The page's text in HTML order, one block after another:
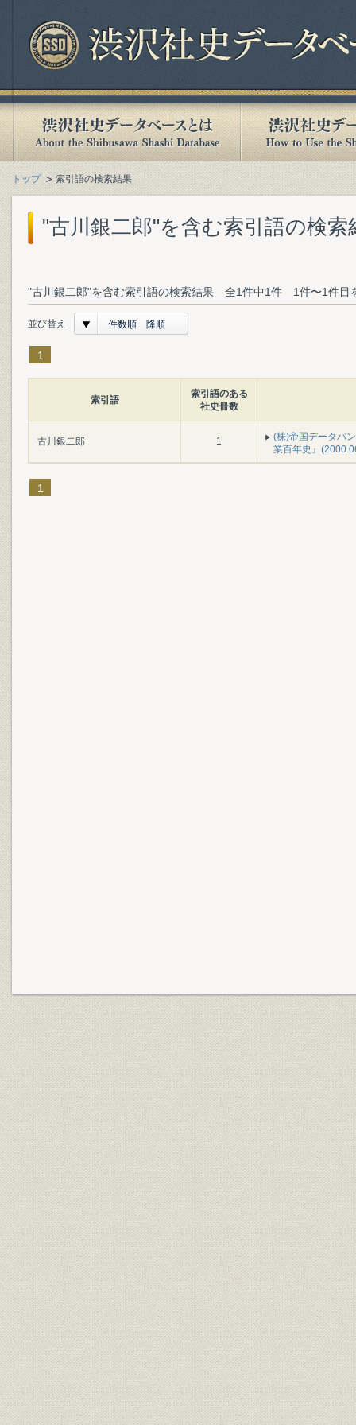
トップ 索引語の検索結果
"古川銀二郎"を含む索引語の検索
"古川銀二郎"を含む索引語の検索結果 全1件中1件 1件〜1件目
並び替え 件数順 降順
1
索引語
索引語のある
社史冊数
古川銀二郎 1
(株)帝国データバ
業百年史』
1